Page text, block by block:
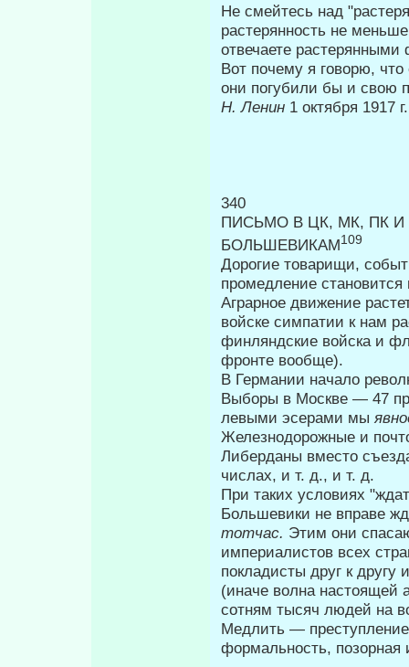
Не смейтесь над
расте­рянность не
отвечаете
Вот почему я говорю,
они погубили бы и свою
Н. Ленин 1 октября 1917 г.
340
ПИСЬМО В ЦК, МК, ПК
БОЛЬШЕВИКАМ109
Дорогие товарищи,
промедле­ние
Аграрное движение
войске симпатии к нам
финляндские войска и
фронте вообще).
В Германии начало
Выборы в Москве — 47
левыми эсерами мы
Железнодорожные и
Либерданы вместо
числах, и т. д., и т. д.
При таких условиях
Большевики не вправе
тотчас. Этим они
империалистов всех
покладисты друг к другу
(иначе волна настоящей
сотням тысяч людей на
Медлить —
формальность, позорная